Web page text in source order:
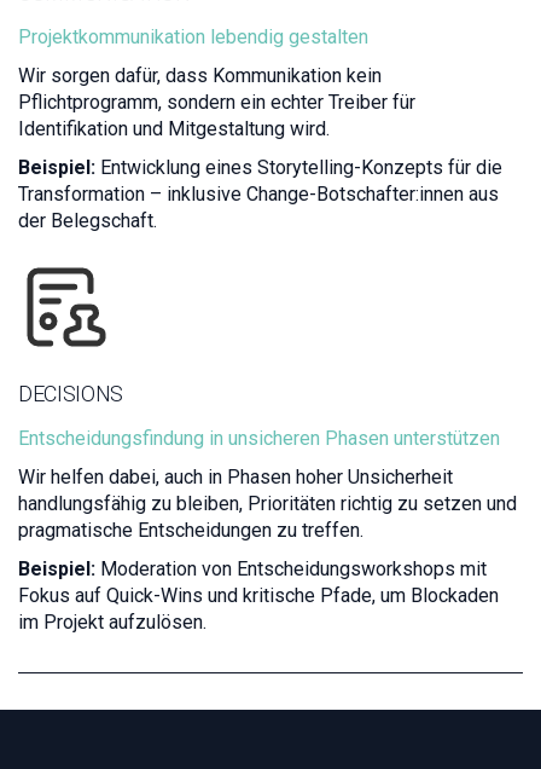
Projektkommunikation lebendig gestalten
Wir sorgen dafür, dass Kommunikation kein
Pflichtprogramm, sondern ein echter Treiber für
Identifikation und Mitgestaltung wird.
Beispiel: Entwicklung eines Storytelling-Konzepts für die
Transformation – inklusive Change-Botschafter:innen aus
der Belegschaft.
DECISIONS
Entscheidungsfindung in unsicheren Phasen unterstützen
Wir helfen dabei, auch in Phasen hoher Unsicherheit
handlungsfähig zu bleiben, Prioritäten richtig zu setzen und
pragmatische Entscheidungen zu treffen.
Beispiel: Moderation von Entscheidungsworkshops mit
Fokus auf Quick-Wins und kritische Pfade, um Blockaden
im Projekt aufzulösen.